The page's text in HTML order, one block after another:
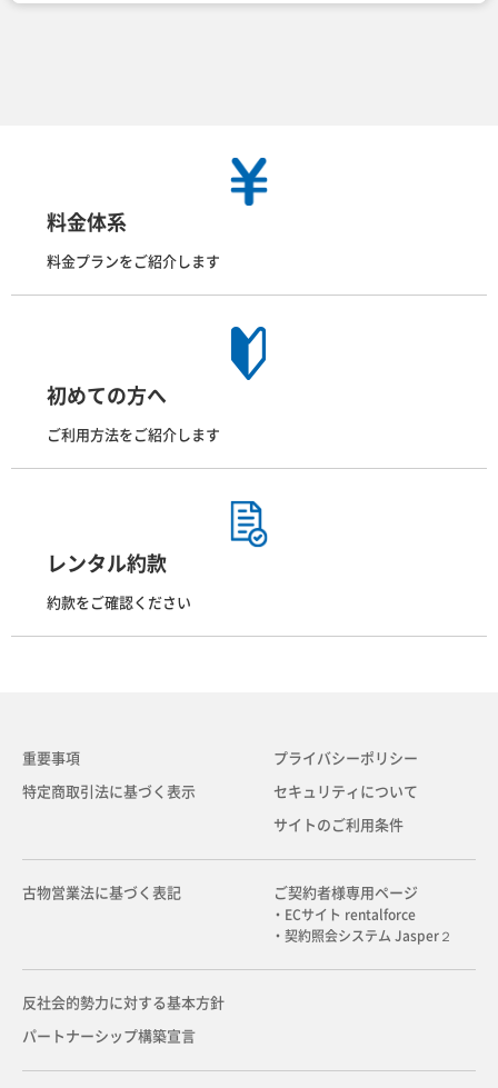
料金体系
料金プランをご紹介します
初めての方へ
ご利用方法をご紹介します
レンタル約款
約款をご確認ください
重要事項
特定商取引法に基づく表示
プライバシーポリシー
セキュリティについて
サイトのご利用条件
古物営業法に基づく表記 ご契約者様専用ページ
・ECサイト rentalforce
・契約照会システム Jasper２
反社会的勢力に対する基本方針
パートナーシップ構築宣言